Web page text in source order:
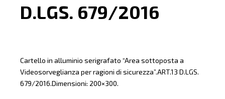
D.LGS. 679/2016
Cartello in alluminio serigrafato “Area sottoposta a
Videosorveglianza per ragioni di sicurezza”.ART.13 D.LGS.
679/2016.Dimensioni: 200×300.